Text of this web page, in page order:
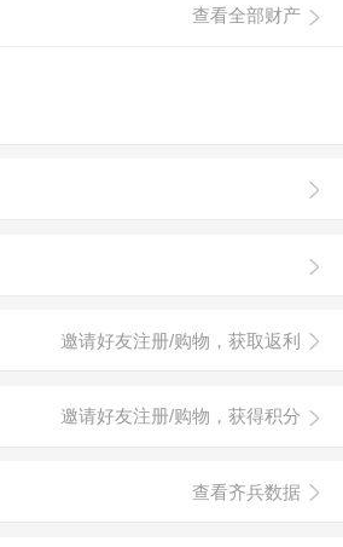
查看全部财产
邀请好友注册/购物，获取返利
邀请好友注册/购物，获得积分
查看齐兵数据